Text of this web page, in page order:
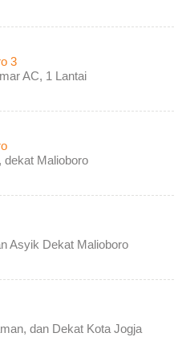
3
AC, 1 Lantai
dekat Malioboro
Asyik Dekat Malioboro
dan Dekat Kota Jogja